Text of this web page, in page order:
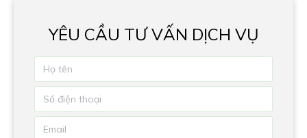
YÊU CẦU TƯ VẤN DỊCH VỤ